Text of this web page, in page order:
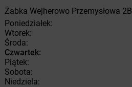
Żabka Wejherowo Przemysłowa 2B
Poniedziałek:
Wtorek:
Środa:
Czwartek:
Piątek:
Sobota:
Niedziela: